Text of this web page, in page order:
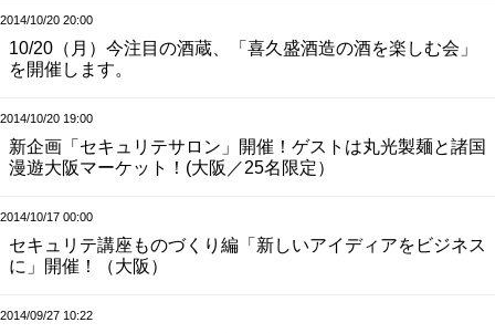
2014/10/20 20:00
10/20（月）今注目の酒蔵、「喜久盛酒造の酒を楽しむ会」
を開催します。
2014/10/20 19:00
新企画「セキュリテサロン」開催！ゲストは丸光製麺と諸国
漫遊大阪マーケット！(大阪／25名限定）
2014/10/17 00:00
セキュリテ講座ものづくり編「新しいアイディアをビジネス
に」開催！（大阪）
2014/09/27 10:22